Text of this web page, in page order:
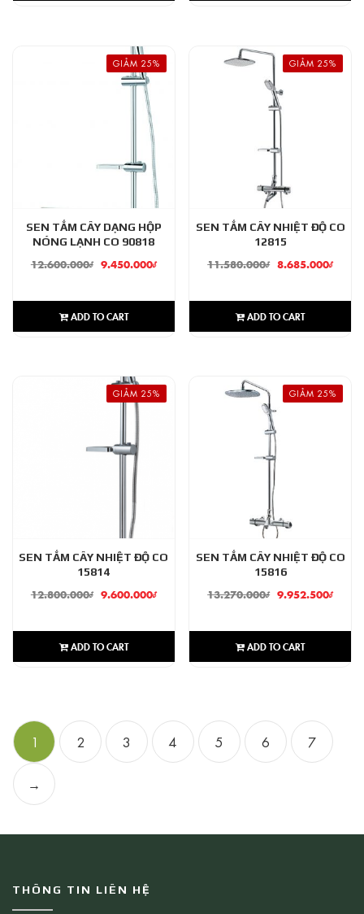
GIẢM 25%
SEN TẮM CÂY DẠNG HỘP
NÓNG LẠNH CO 90818
12.600.000₫ 9.450.000₫
ADD TO CART
GIẢM 25%
SEN TẮM CÂY NHIỆT ĐỘ CO
12815
11.580.000₫ 8.685.000₫
ADD TO CART
GIẢM 25%
SEN TẮM CÂY NHIỆT ĐỘ CO
15814
12.800.000₫ 9.600.000₫
ADD TO CART
GIẢM 25%
SEN TẮM CÂY NHIỆT ĐỘ CO
15816
13.270.000₫ 9.952.500₫
ADD TO CART
1 2 3 4 5 6 7
→
THÔNG TIN LIÊN HỆ